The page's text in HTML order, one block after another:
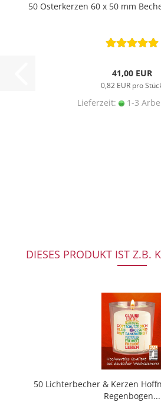
50 Osterkerzen 60 x 50 mm
41,00 EUR
0,82 EUR pro
Lieferzeit: 1-3
DIESES PRODUKT IST Z.B.
50 Lichterbecher & Kerzen
Regenbogen...